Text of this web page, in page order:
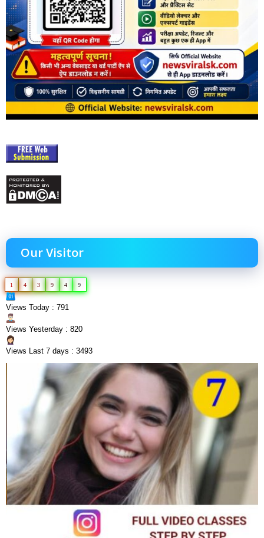
Our Visitor
1 4 3 9 4 9
Views Today : 791
Views Yesterday : 820
Views Last 7 days : 3493